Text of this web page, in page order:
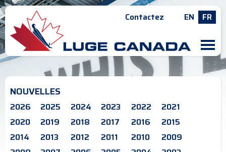
Contactez EN FR
M
NOUVELLES
2026 2025 2024 2023 2022
2021
2020
2019 2018 2017 2016
2015
2014
2013 2012 2011 2010
2009